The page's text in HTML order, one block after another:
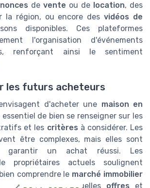
de vente ou de location, des
la région, ou encore desvidéos de
disponibles. Ces plateformes
l'organisation d'événements
renforçant ainsi le sentiment
les futurs acheteurs
d'acheter une maison en
essentiel de bien se renseigner sur les
et les critères à considérer. Les
être complexes, mais elles sont
garantir un achat réussi. Les
propriétaires actuels soulignent
comprendre le marché immobilier
aux éventuelles offres et